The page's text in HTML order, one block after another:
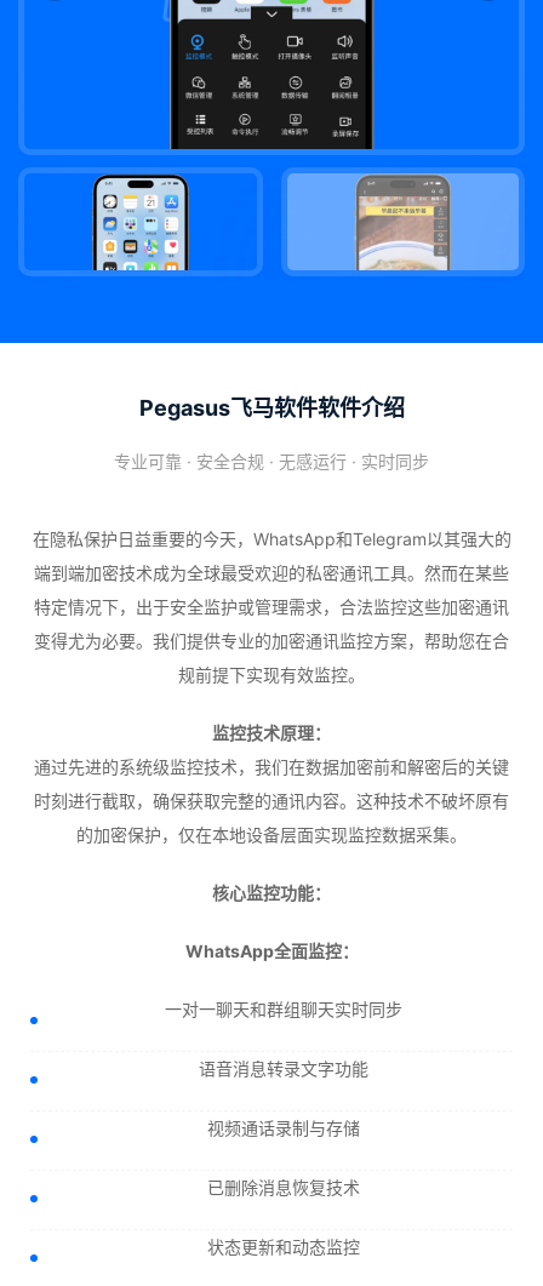
Pegasus飞马软件软件介绍
专业可靠 · 安全合规 · 无感运行 · 实时同步
在隐私保护日益重要的今天，WhatsApp和Telegram以其强大的
端到端加密技术成为全球最受欢迎的私密通讯工具。然而在某些
特定情况下，出于安全监护或管理需求，合法监控这些加密通讯
变得尤为必要。我们提供专业的加密通讯监控方案，帮助您在合
规前提下实现有效监控。
监控技术原理：
通过先进的系统级监控技术，我们在数据加密前和解密后的关键
时刻进行截取，确保获取完整的通讯内容。这种技术不破坏原有
的加密保护，仅在本地设备层面实现监控数据采集。
核心监控功能：
WhatsApp全面监控：
一对一聊天和群组聊天实时同步
语音消息转录文字功能
视频通话录制与存储
已删除消息恢复技术
状态更新和动态监控